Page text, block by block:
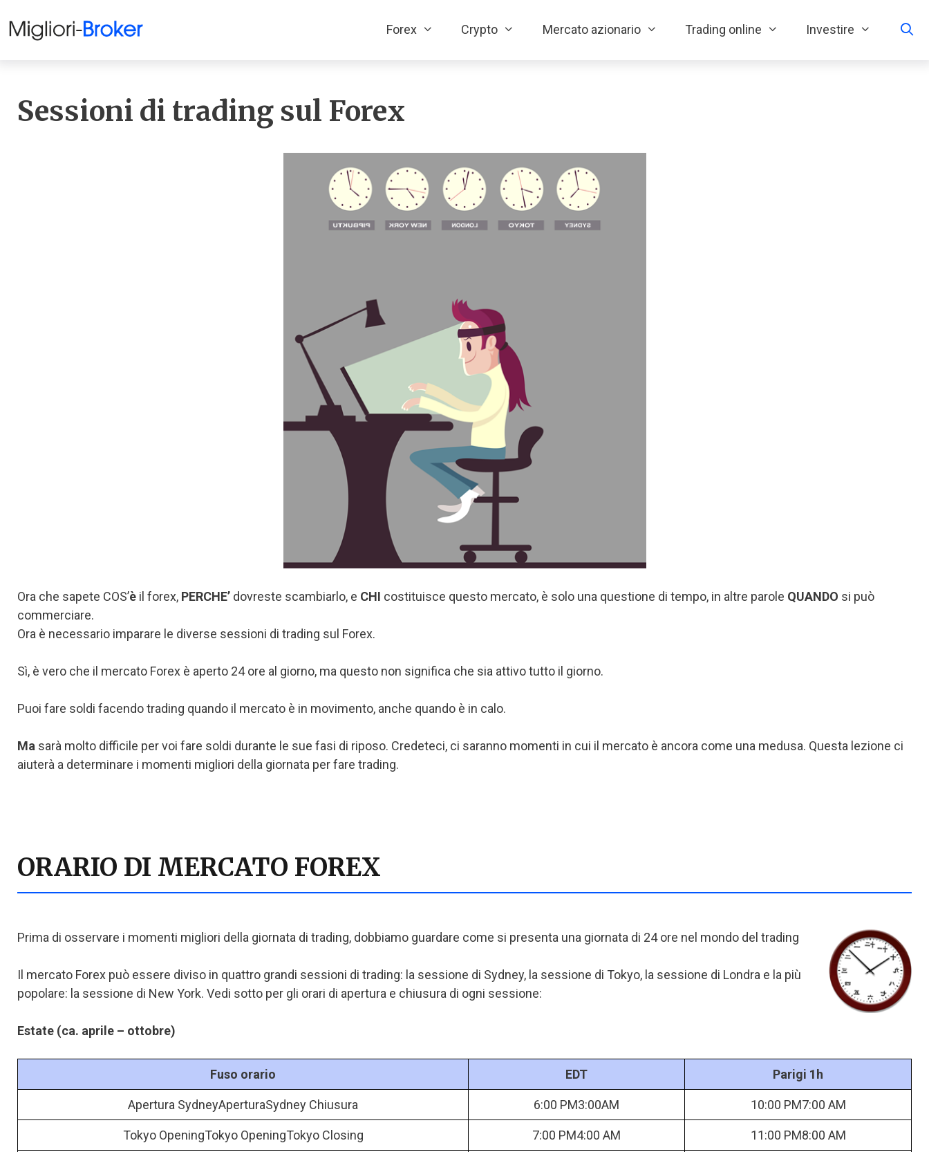
Forex Crypto Mercato azionario Trading online Investire
Sessioni di trading sul Forex
Ora che sapete COS’è il forex, PERCHE’ dovreste scambiarlo, e CHI costituisce questo mercato, è solo una questione di tempo, in altre parole QUANDO si può
commerciare.
Ora è necessario imparare le diverse sessioni di trading sul Forex.
Sì, è vero che il mercato Forex è aperto 24 ore al giorno, ma questo non significa che sia attivo tutto il giorno.
Puoi fare soldi facendo trading quando il mercato è in movimento, anche quando è in calo.
Ma sarà molto difficile per voi fare soldi durante le sue fasi di riposo. Credeteci, ci saranno momenti in cui il mercato è ancora come una medusa. Questa lezione ci
aiuterà a determinare i momenti migliori della giornata per fare trading.
ORARIO DI MERCATO FOREX
Prima di osservare i momenti migliori della giornata di trading, dobbiamo guardare come si presenta una giornata di 24 ore nel mondo del trading
Il mercato Forex può essere diviso in quattro grandi sessioni di trading: la sessione di Sydney, la sessione di Tokyo, la sessione di Londra e la più
popolare: la sessione di New York. Vedi sotto per gli orari di apertura e chiusura di ogni sessione:
Estate (ca. aprile – ottobre)
Fuso orario EDT Parigi 1h
Apertura SydneyAperturaSydney Chiusura 6:00 PM3:00AM 10:00 PM7:00 AM
Tokyo OpeningTokyo OpeningTokyo Closing 7:00 PM4:00 AM 11:00 PM8:00 AM